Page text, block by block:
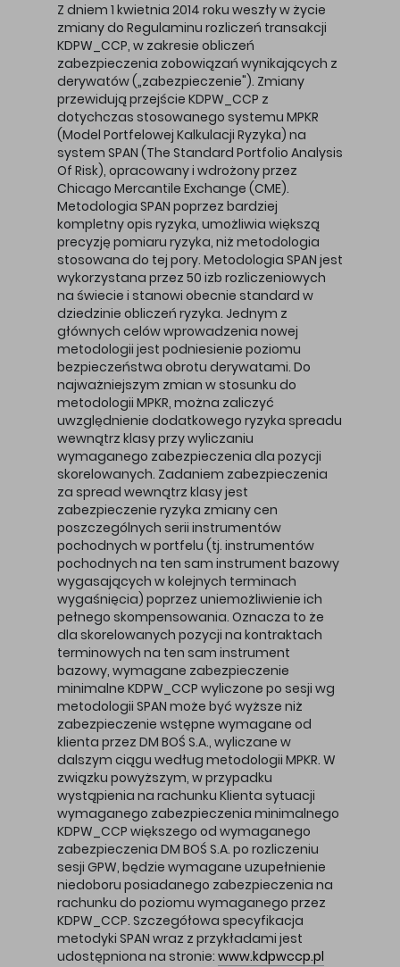
Z dniem 1 kwietnia 2014 roku weszły w życie
zmiany do Regulaminu rozliczeń transakcji
KDPW_CCP, w zakresie obliczeń
zabezpieczenia zobowiązań wynikających z
derywatów („zabezpieczenie"). Zmiany
przewidują przejście KDPW_CCP z
dotychczas stosowanego systemu MPKR
(Model Portfelowej Kalkulacji Ryzyka) na
system SPAN (The Standard Portfolio Analysis
Of Risk), opracowany i wdrożony przez
Chicago Mercantile Exchange (CME).
Metodologia SPAN poprzez bardziej
kompletny opis ryzyka, umożliwia większą
precyzję pomiaru ryzyka, niż metodologia
stosowana do tej pory. Metodologia SPAN jest
wykorzystana przez 50 izb rozliczeniowych
na świecie i stanowi obecnie standard w
dziedzinie obliczeń ryzyka. Jednym z
głównych celów wprowadzenia nowej
metodologii jest podniesienie poziomu
bezpieczeństwa obrotu derywatami. Do
najważniejszym zmian w stosunku do
metodologii MPKR, można zaliczyć
uwzględnienie dodatkowego ryzyka spreadu
wewnątrz klasy przy wyliczaniu
wymaganego zabezpieczenia dla pozycji
skorelowanych. Zadaniem zabezpieczenia
za spread wewnątrz klasy jest
zabezpieczenie ryzyka zmiany cen
poszczególnych serii instrumentów
pochodnych w portfelu (tj. instrumentów
pochodnych na ten sam instrument bazowy
wygasających w kolejnych terminach
wygaśnięcia) poprzez uniemożliwienie ich
pełnego skompensowania. Oznacza to że
dla skorelowanych pozycji na kontraktach
terminowych na ten sam instrument
bazowy, wymagane zabezpieczenie
minimalne KDPW_CCP wyliczone po sesji wg
metodologii SPAN może być wyższe niż
zabezpieczenie wstępne wymagane od
klienta przez DM BOŚ S.A., wyliczane w
dalszym ciągu według metodologii MPKR. W
związku powyższym, w przypadku
wystąpienia na rachunku Klienta sytuacji
wymaganego zabezpieczenia minimalnego
KDPW_CCP większego od wymaganego
zabezpieczenia DM BOŚ S.A. po rozliczeniu
sesji GPW, będzie wymagane uzupełnienie
niedoboru posiadanego zabezpieczenia na
rachunku do poziomu wymaganego przez
KDPW_CCP. Szczegółowa specyfikacja
metodyki SPAN wraz z przykładami jest
udostępniona na stronie: www.kdpwccp.pl